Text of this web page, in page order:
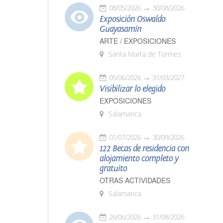
08/05/2026 30/08/2026
Exposición Oswaldo
Guayasamín
ARTE / EXPOSICIONES
Santa Marta de Tormes
05/06/2026 31/03/2027
Visibilizar lo elegido
EXPOSICIONES
Salamanca
01/07/2026 30/09/2026
122 Becas de residencia con
alojamiento completo y
gratuito
OTRAS ACTIVIDADES
Salamanca
26/06/2026 31/08/2026